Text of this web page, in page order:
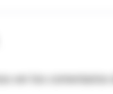
ver los